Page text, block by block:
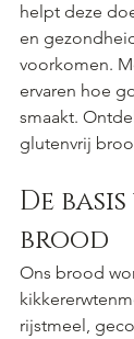
helpt deze
en
voorkomen.
ervaren hoe
smaakt.
glutenvrij
De
brood
Ons brood
rijstmeel,